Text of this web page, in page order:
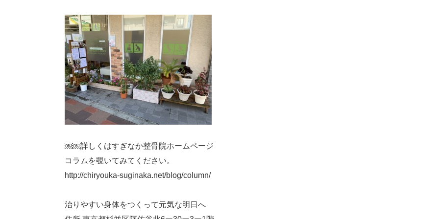
￼￼詳しくはすぎなか整骨院ホームページ
コラムを覗いてみてください。
http://chiryouka-suginaka.net/blog/column/
治りやすい身体をつくって元気な明日へ